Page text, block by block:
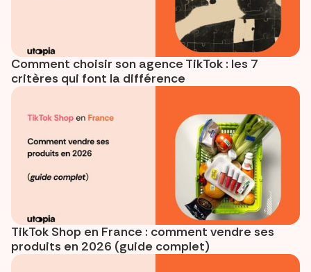
Comment choisir son agence TikTok : les 7
critères qui font la différence
TikTok Shop en France : comment vendre ses
produits en 2026 (guide complet)